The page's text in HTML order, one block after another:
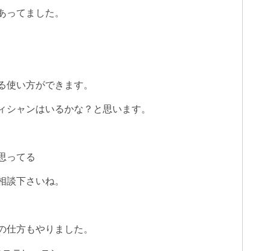
ってました。
い方ができます。
ャンはいるかな？と思います。
ってる
談下さいね。
方もやりました。